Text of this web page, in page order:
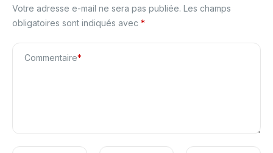
Votre adresse e-mail ne sera pas publiée. Les champs
obligatoires sont indiqués avec *
Commentaire*